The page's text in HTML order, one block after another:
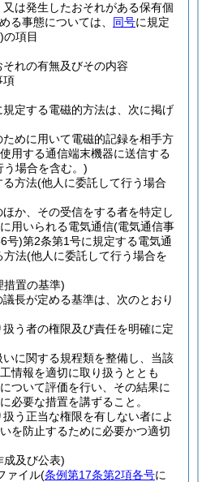
は発生したおそれがある保有個
る事態については、 同号に規定
の項目
れの有無及びその内容
項
規定する電磁的方法は、次に掲げ
めに用いて電磁的記録を相手方
用する通信端末機器に送信する
場合を含む。)
る方法(他人に委託して行う場合
か、その受信をする者を特定し
用いられる電気通信(電気通信事
号)第2条第1号に規定する電気通
方法(他人に委託して行う場合を
措置の基準)
議長が定める基準は、次のとおり
う者の権限及び責任を明確に定
に関する規程類を整備し、当該
情報を適切に取り扱うととも
ついて評価を行い、その結果に
必要な措置を講ずること。
う正当な権限を有しない者によ
を防止するために必要かつ適切
成及び公表)
ァイル(条例第17条第2項各号に